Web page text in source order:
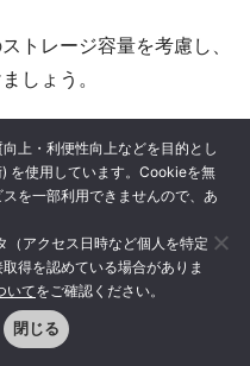
トレージ容量を考慮し、
しょう。
編集負荷が増える
生は、デバイスに多くの
リー消費量が増加しま
、バッテリー残量に十分
上・利便性向上などを目的とし
を使用しています。Cookieを無
を一部利用できませんので、あ
アクセス日時など個人を特定
得を認めている場合がありま
いてをご確認ください。
閉じる